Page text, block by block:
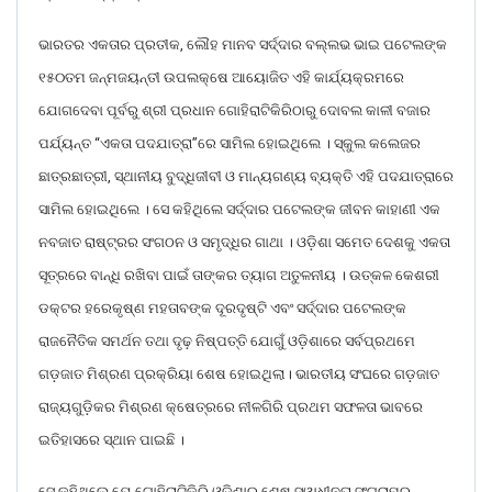
ଭାରତର ଏକତାର ପ୍ରତୀକ, ଲୌହ ମାନବ ସର୍ଦ୍ଦାର ବଲ୍ଲଭ ଭାଇ ପଟେଲଙ୍କ
୧୫୦ତମ ଜନ୍ମଜୟନ୍ତୀ ଉପଲକ୍ଷେ ଆୟୋଜିତ ଏହି କାର୍ଯ୍ୟକ୍ରମରେ
ଯୋଗଦେବା ପୂର୍ବରୁ ଶ୍ରୀ ପ୍ରଧାନ ଗୋହିରାଟିକିରିଠାରୁ ଦୋବଲ କାଳୀ ବଜାର
ପର୍ଯ୍ୟନ୍ତ “ଏକତା ପଦଯାତ୍ରା”ରେ ସାମିଲ ହୋଇଥିଲେ । ସ୍କୁଲ କଲେଜର
ଛାତ୍ରଛାତ୍ରୀ, ସ୍ଥାନୀୟ ବୁଦ୍ଧିଜୀବୀ ଓ ମାନ୍ୟଗଣ୍ୟ ବ୍ୟକ୍ତି ଏହି ପଦଯାତ୍ରାରେ
ସାମିଲ ହୋଇଥିଲେ । ସେ କହିଥିଲେ ସର୍ଦ୍ଦାର ପଟେଲଙ୍କ ଜୀବନ କାହାଣୀ ଏକ
ନବଜାତ ରାଷ୍ଟ୍ରର ସଂଗଠନ ଓ ସମୃଦ୍ଧିର ଗାଥା । ଓଡ଼ିଶା ସମେତ ଦେଶକୁ ଏକତା
ସୂତ୍ରରେ ବାନ୍ଧି ରଖିବା ପାଇଁ ତାଙ୍କର ତ୍ୟାଗ ଅତୁଳନୀୟ । ଉତ୍କଳ କେଶରୀ
ଡକ୍ଟର ହରେକୃଷ୍ଣ ମହତାବଙ୍କ ଦୂରଦୃଷ୍ଟି ଏବଂ ସର୍ଦ୍ଦାର ପଟେଲଙ୍କ
ରାଜନୈତିକ ସମର୍ଥନ ତଥା ଦୃଢ଼ ନିଷ୍ପତ୍ତି ଯୋଗୁଁ ଓଡ଼ିଶାରେ ସର୍ବପ୍ରଥମେ
ଗଡ଼ଜାତ ମିଶ୍ରଣ ପ୍ରକ୍ରିୟା ଶେଷ ହୋଇଥିଲା। ଭାରତୀୟ ସଂଘରେ ଗଡ଼ଜାତ
ରାଜ୍ୟଗୁଡ଼ିକର ମିଶ୍ରଣ କ୍ଷେତ୍ରରେ ନୀଳଗିରି ପ୍ରଥମ ସଫଳତା ଭାବରେ
ଇତିହାସରେ ସ୍ଥାନ ପାଇଛି ।